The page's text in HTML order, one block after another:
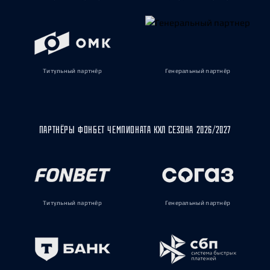
Титульный партнёр Генеральный партнёр
ПАРТНЁРЫ ФОНБЕТ ЧЕМПИОНАТА КХЛ СЕЗОНА 2026/2027
Титульный партнёр Генеральный партнёр